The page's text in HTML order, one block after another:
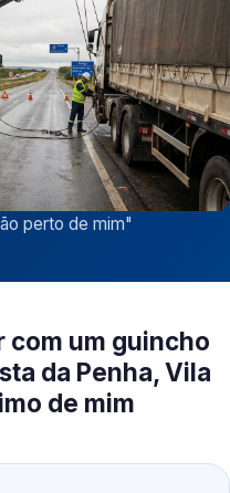
perto de mim"
com um guincho
da Penha, Vila
de mim